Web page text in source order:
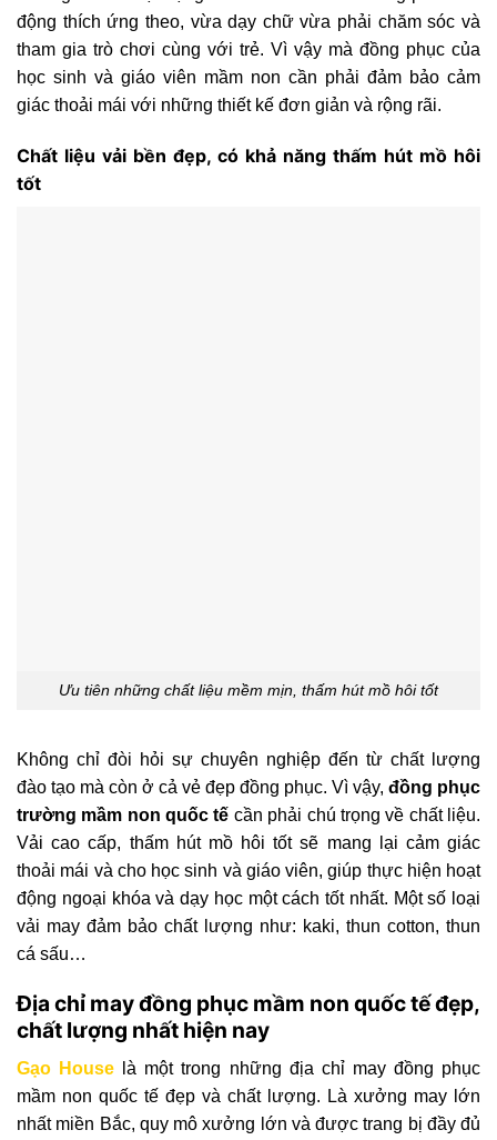
động thích ứng theo, vừa dạy chữ vừa phải chăm sóc và
tham gia trò chơi cùng với trẻ. Vì vậy mà đồng phục của
học sinh và giáo viên mầm non cần phải đảm bảo cảm
giác thoải mái với những thiết kế đơn giản và rộng rãi.
Chất liệu vải bền đẹp, có khả năng thấm hút mồ hôi
tốt
Ưu tiên những chất liệu mềm mịn, thấm hút mồ hôi tốt
Không chỉ đòi hỏi sự chuyên nghiệp đến từ chất lượng
đào tạo mà còn ở cả vẻ đẹp đồng phục. Vì vậy, đồng phục
trường mầm non quốc tế cần phải chú trọng về chất liệu.
Vải cao cấp, thấm hút mồ hôi tốt sẽ mang lại cảm giác
thoải mái và cho học sinh và giáo viên, giúp thực hiện hoạt
động ngoại khóa và dạy học một cách tốt nhất. Một số loại
vải may đảm bảo chất lượng như: kaki, thun cotton, thun
cá sấu…
Địa chỉ may đồng phục mầm non quốc tế đẹp,
chất lượng nhất hiện nay
Gạo House là một trong những địa chỉ may đồng phục
mầm non quốc tế đẹp và chất lượng. Là xưởng may lớn
nhất miền Bắc, quy mô xưởng lớn và được trang bị đầy đủ